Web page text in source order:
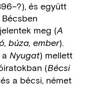
és együtt
meg (A
búza, ember).
Nyugat) mellett
(Bécsi
a bécsi, német